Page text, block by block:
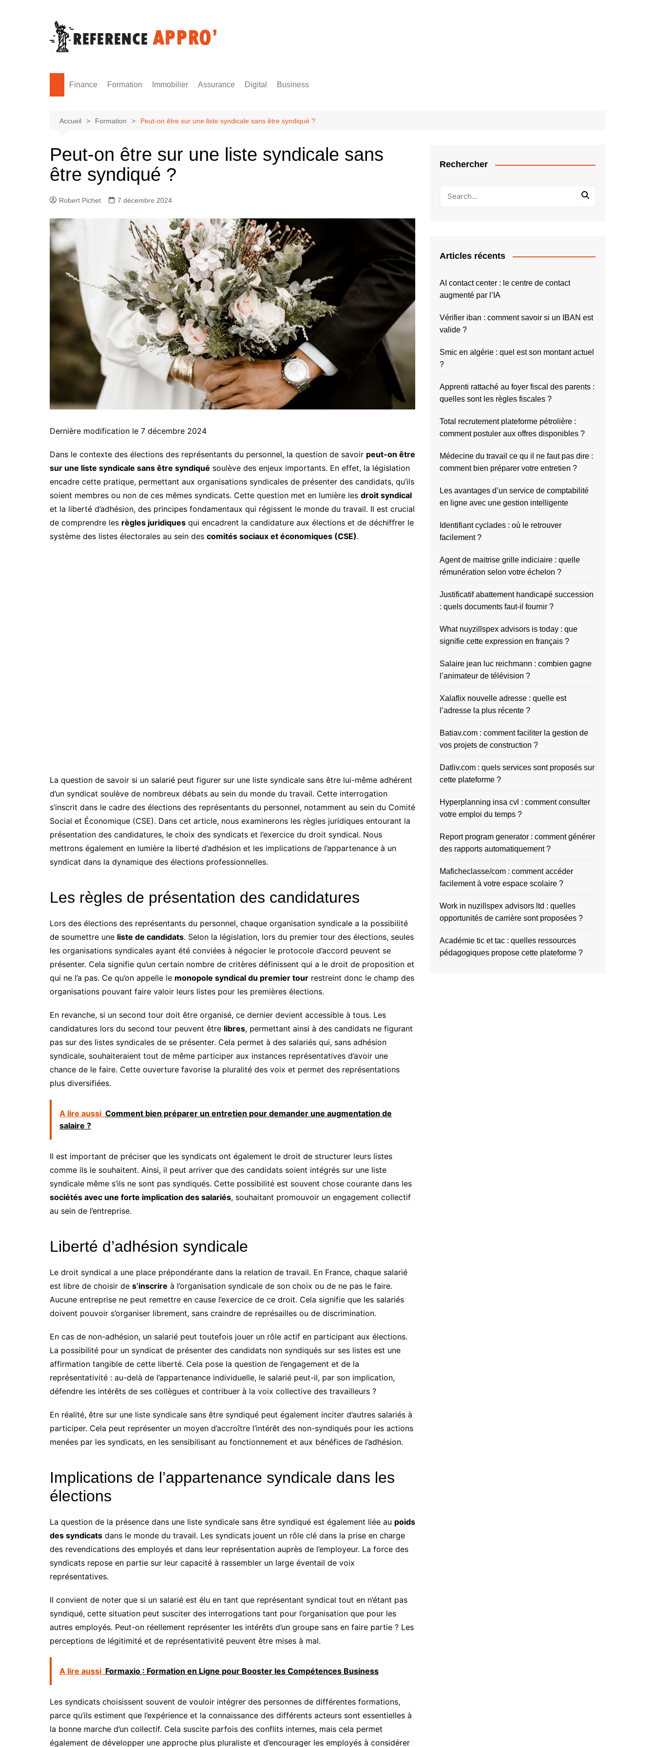
Finance Formation Immobilier Assurance Digital Business
Accueil Formation Peut-on être sur une liste syndicale sans être syndiqué ?
Peut-on être sur une liste syndicale sans
être syndiqué ?
Robert Pichet 7 décembre 2024
Dernière modification le 7 décembre 2024
Dans le contexte des élections des représentants du personnel, la question de savoir peut-on être
sur une liste syndicale sans être syndiqué soulève des enjeux importants. En effet, la législation
encadre cette pratique, permettant aux organisations syndicales de présenter des candidats, qu’ils
soient membres ou non de ces mêmes syndicats. Cette question met en lumière les droit syndical
et la liberté d’adhésion, des principes fondamentaux qui régissent le monde du travail. Il est crucial
de comprendre les règles juridiques qui encadrent la candidature aux élections et de déchiffrer le
système des listes électorales au sein des comités sociaux et économiques (CSE).
La question de savoir si un salarié peut figurer sur une liste syndicale sans être lui-même adhérent
d’un syndicat soulève de nombreux débats au sein du monde du travail. Cette interrogation
s’inscrit dans le cadre des élections des représentants du personnel, notamment au sein du Comité
Social et Économique (CSE). Dans cet article, nous examinerons les règles juridiques entourant la
présentation des candidatures, le choix des syndicats et l’exercice du droit syndical. Nous
mettrons également en lumière la liberté d’adhésion et les implications de l’appartenance à un
syndicat dans la dynamique des élections professionnelles.
Les règles de présentation des candidatures
Lors des élections des représentants du personnel, chaque organisation syndicale a la possibilité
de soumettre une liste de candidats. Selon la législation, lors du premier tour des élections, seules
les organisations syndicales ayant été conviées à négocier le protocole d’accord peuvent se
présenter. Cela signifie qu’un certain nombre de critères définissent qui a le droit de proposition et
qui ne l’a pas. Ce qu’on appelle le monopole syndical du premier tour restreint donc le champ des
organisations pouvant faire valoir leurs listes pour les premières élections.
En revanche, si un second tour doit être organisé, ce dernier devient accessible à tous. Les
candidatures lors du second tour peuvent être libres, permettant ainsi à des candidats ne figurant
pas sur des listes syndicales de se présenter. Cela permet à des salariés qui, sans adhésion
syndicale, souhaiteraient tout de même participer aux instances représentatives d’avoir une
chance de le faire. Cette ouverture favorise la pluralité des voix et permet des représentations
plus diversifiées.
A lire aussi Comment bien préparer un entretien pour demander une augmentation de
salaire ?
Il est important de préciser que les syndicats ont également le droit de structurer leurs listes
comme ils le souhaitent. Ainsi, il peut arriver que des candidats soient intégrés sur une liste
syndicale même s’ils ne sont pas syndiqués. Cette possibilité est souvent chose courante dans les
sociétés avec une forte implication des salariés, souhaitant promouvoir un engagement collectif
au sein de l’entreprise.
Liberté d’adhésion syndicale
Le droit syndical a une place prépondérante dans la relation de travail. En France, chaque salarié
est libre de choisir de s’inscrire à l’organisation syndicale de son choix ou de ne pas le faire.
Aucune entreprise ne peut remettre en cause l’exercice de ce droit. Cela signifie que les salariés
doivent pouvoir s’organiser librement, sans craindre de représailles ou de discrimination.
En cas de non-adhésion, un salarié peut toutefois jouer un rôle actif en participant aux élections.
La possibilité pour un syndicat de présenter des candidats non syndiqués sur ses listes est une
affirmation tangible de cette liberté. Cela pose la question de l’engagement et de la
représentativité : au-delà de l’appartenance individuelle, le salarié peut-il, par son implication,
défendre les intérêts de ses collègues et contribuer à la voix collective des travailleurs ?
En réalité, être sur une liste syndicale sans être syndiqué peut également inciter d’autres salariés à
participer. Cela peut représenter un moyen d’accroître l’intérêt des non-syndiqués pour les actions
menées par les syndicats, en les sensibilisant au fonctionnement et aux bénéfices de l’adhésion.
Implications de l’appartenance syndicale dans les
élections
La question de la présence dans une liste syndicale sans être syndiqué est également liée au poids
des syndicats dans le monde du travail. Les syndicats jouent un rôle clé dans la prise en charge
des revendications des employés et dans leur représentation auprès de l’employeur. La force des
syndicats repose en partie sur leur capacité à rassembler un large éventail de voix
représentatives.
Il convient de noter que si un salarié est élu en tant que représentant syndical tout en n’étant pas
syndiqué, cette situation peut susciter des interrogations tant pour l’organisation que pour les
autres employés. Peut-on réellement représenter les intérêts d’un groupe sans en faire partie ? Les
perceptions de légitimité et de représentativité peuvent être mises à mal.
A lire aussi Formaxio : Formation en Ligne pour Booster les Compétences Business
Les syndicats choisissent souvent de vouloir intégrer des personnes de différentes formations,
parce qu’ils estiment que l’expérience et la connaissance des différents acteurs sont essentielles à
la bonne marche d’un collectif. Cela suscite parfois des conflits internes, mais cela permet
également de développer une approche plus pluraliste et d’encourager les employés à considérer
Rechercher
Articles récents
AI contact center : le centre de contact
augmenté par l’IA
Vérifier iban : comment savoir si un IBAN est
valide ?
Smic en algérie : quel est son montant actuel
?
Apprenti rattaché au foyer fiscal des parents :
quelles sont les règles fiscales ?
Total recrutement plateforme pétrolière :
comment postuler aux offres disponibles ?
Médecine du travail ce qu il ne faut pas dire :
comment bien préparer votre entretien ?
Les avantages d’un service de comptabilité
en ligne avec une gestion intelligente
Identifiant cyclades : où le retrouver
facilement ?
Agent de maitrise grille indiciaire : quelle
rémunération selon votre échelon ?
Justificatif abattement handicapé succession
: quels documents faut-il fournir ?
What nuyzillspex advisors is today : que
signifie cette expression en français ?
Salaire jean luc reichmann : combien gagne
l’animateur de télévision ?
Xalaflix nouvelle adresse : quelle est
l’adresse la plus récente ?
Batiav.com : comment faciliter la gestion de
vos projets de construction ?
Datliv.com : quels services sont proposés sur
cette plateforme ?
Hyperplanning insa cvl : comment consulter
votre emploi du temps ?
Report program generator : comment générer
des rapports automatiquement ?
Maficheclasse/com : comment accéder
facilement à votre espace scolaire ?
Work in nuzillspex advisors ltd : quelles
opportunités de carrière sont proposées ?
Académie tic et tac : quelles ressources
pédagogiques propose cette plateforme ?